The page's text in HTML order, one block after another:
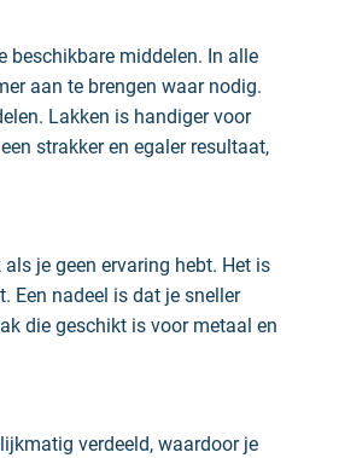
beschikbare middelen. In alle
aan te brengen waar nodig.
Lakken is handiger voor
strakker en egaler resultaat,
je geen ervaring hebt. Het is
Een nadeel is dat je sneller
die geschikt is voor metaal en
verdeeld, waardoor je